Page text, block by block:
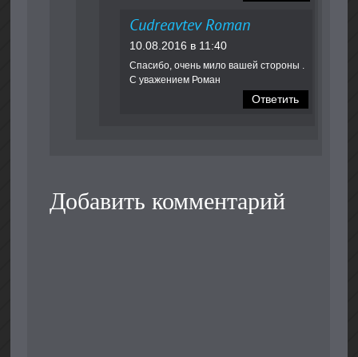
Cudreavtev Roman
10.08.2016 в 11:40
Спасибо, очень мило вашей стороны .
С уважением Роман
Ответить
Добавить комментарий